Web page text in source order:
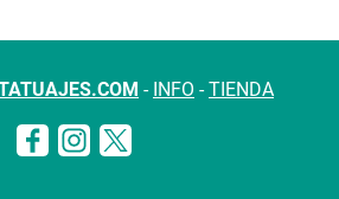
- INFO -TIENDA